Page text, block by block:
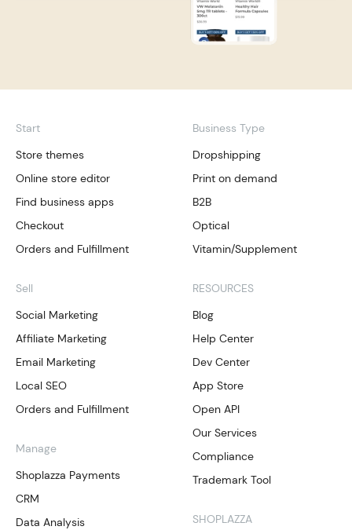
Start
Store themes
Online store editor
Find business apps
Checkout
Orders and Fulfillment
Sell
Social Marketing
Affiliate Marketing
Email Marketing
Local SEO
Orders and Fulfillment
Manage
Shoplazza Payments
CRM
Data Analysis
Business Type
Dropshipping
Print on demand
B2B
Optical
Vitamin/Supplement
RESOURCES
Blog
Help Center
Dev Center
App Store
Open API
Our Services
Compliance
Trademark Tool
SHOPLAZZA